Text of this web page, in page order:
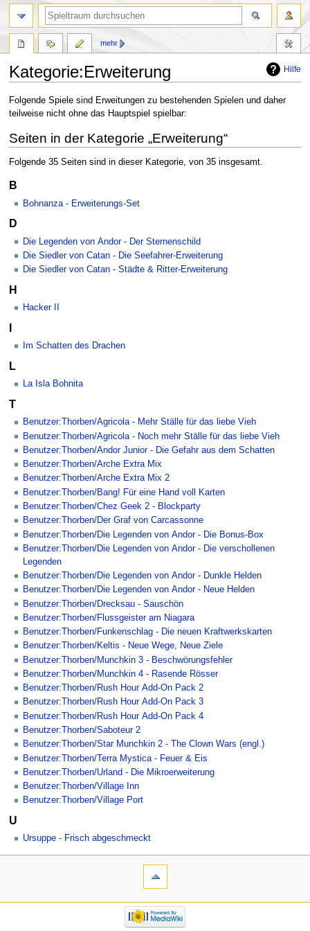
Hilfe
Kategorie:Erweiterung
Zur
Navigation
Zur
Suche
Folgende Spiele sind Erweitungen zu bestehenden Spielen und daher
teilweise nicht ohne das Hauptspiel spielbar:
Seiten in der Kategorie „Erweiterung“
Folgende 35 Seiten sind in dieser Kategorie, von 35 insgesamt.
B
Bohnanza - Erweiterungs-Set
D
Die Legenden von Andor - Der Sternenschild
Die Siedler von Catan - Die Seefahrer-Erweiterung
Die Siedler von Catan - Städte & Ritter-Erweiterung
H
Hacker II
I
Im Schatten des Drachen
L
La Isla Bohnita
T
Benutzer:Thorben/Agricola - Mehr Ställe für das liebe Vieh
Benutzer:Thorben/Agricola - Noch mehr Ställe für das liebe Vieh
Benutzer:Thorben/Andor Junior - Die Gefahr aus dem Schatten
Benutzer:Thorben/Arche Extra Mix
Benutzer:Thorben/Arche Extra Mix 2
Benutzer:Thorben/Bang! Für eine Hand voll Karten
Benutzer:Thorben/Chez Geek 2 - Blockparty
Benutzer:Thorben/Der Graf von Carcassonne
Benutzer:Thorben/Die Legenden von Andor - Die Bonus-Box
Benutzer:Thorben/Die Legenden von Andor - Die verschollenen
Legenden
Benutzer:Thorben/Die Legenden von Andor - Dunkle Helden
Benutzer:Thorben/Die Legenden von Andor - Neue Helden
Benutzer:Thorben/Drecksau - Sauschön
Benutzer:Thorben/Flussgeister am Niagara
Benutzer:Thorben/Funkenschlag - Die neuen Kraftwerkskarten
Benutzer:Thorben/Keltis - Neue Wege, Neue Ziele
Benutzer:Thorben/Munchkin 3 - Beschwörungsfehler
Benutzer:Thorben/Munchkin 4 - Rasende Rösser
Benutzer:Thorben/Rush Hour Add-On Pack 2
Benutzer:Thorben/Rush Hour Add-On Pack 3
Benutzer:Thorben/Rush Hour Add-On Pack 4
Benutzer:Thorben/Saboteur 2
Benutzer:Thorben/Star Munchkin 2 - The Clown Wars (engl.)
Benutzer:Thorben/Terra Mystica - Feuer & Eis
Benutzer:Thorben/Urland - Die Mikroerweiterung
Benutzer:Thorben/Village Inn
Benutzer:Thorben/Village Port
U
Ursuppe - Frisch abgeschmeckt
mehr